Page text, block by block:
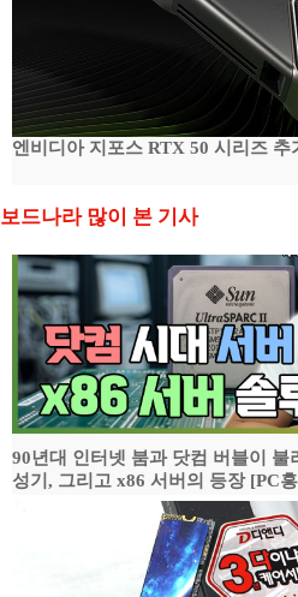
엔비디아 지포스 RTX 50 시리즈
보드나라 많이 본 기사
90년대 인터넷 붐과 닷컴 버블이 불
성기, 그리고 x86 서버의 등장 [PC